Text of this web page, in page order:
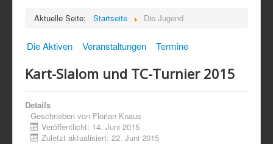
Aktuelle Seite: Startseite Die Jugend
Die Aktiven Veranstaltungen Termine
Kart-Slalom und TC-Turnier 2015
Details
Geschrieben von Florian Knaus
Veröffentlicht: 14. Juni 2015
Zuletzt aktualisiert: 22. Juni 2015